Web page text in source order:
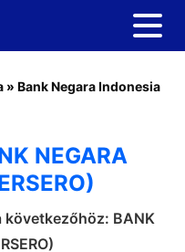
» Bank Negara Indonesia
NEGARA
BANK